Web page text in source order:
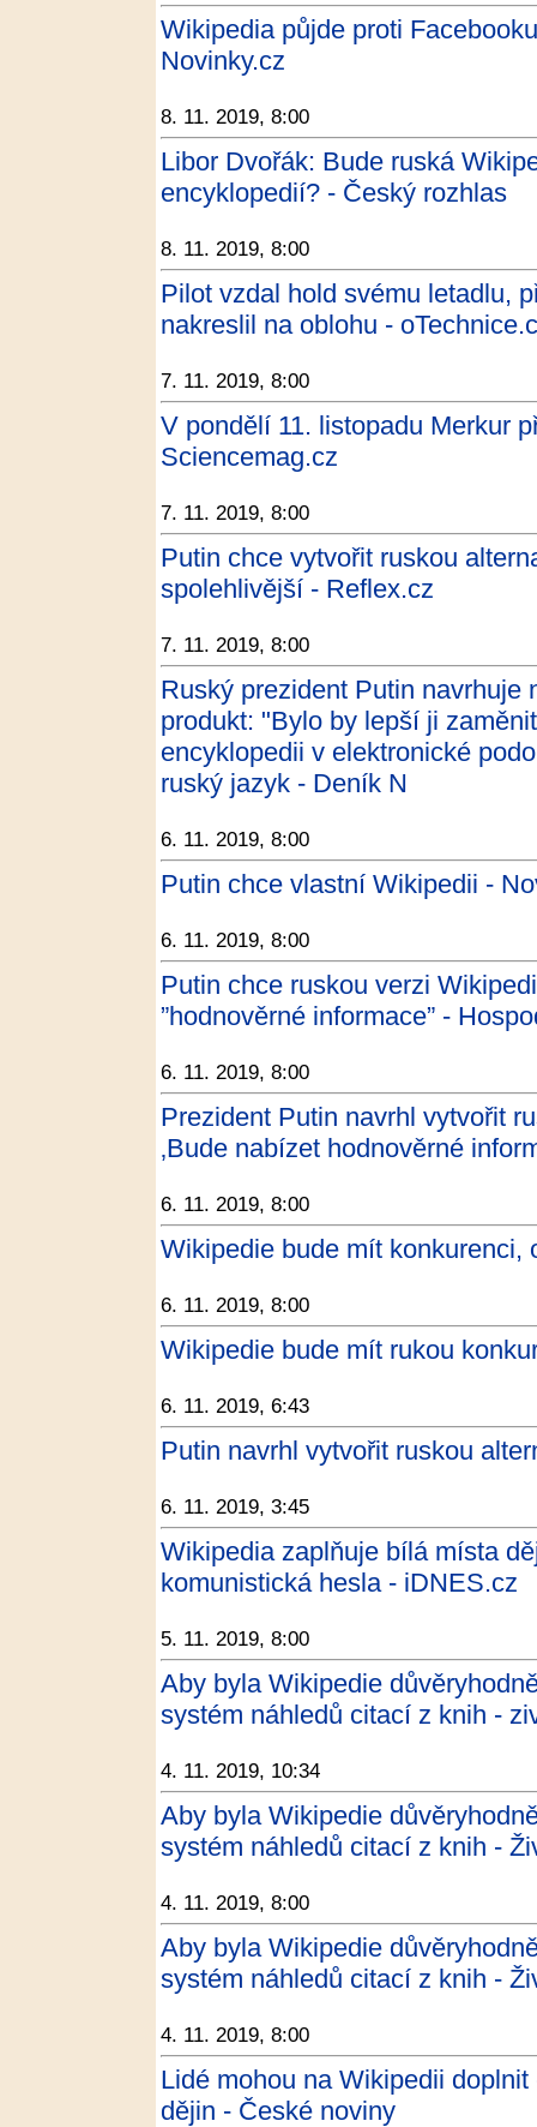
Wikipedia půjde proti
Novinky.cz
8. 11. 2019, 8:00
Libor Dvořák: Bude ruská
encyklopedií? - Český rozhlas
8. 11. 2019, 8:00
Pilot vzdal hold svému letadlu,
nakreslil na oblohu -
7. 11. 2019, 8:00
V pondělí 11. listopadu Merkur
Sciencemag.cz
7. 11. 2019, 8:00
Putin chce vytvořit ruskou
spolehlivější - Reflex.cz
7. 11. 2019, 8:00
Ruský prezident Putin navrhuje
produkt: "Bylo by lepší ji
encyklopedii v elektronické
ruský jazyk - Deník N
6. 11. 2019, 8:00
Putin chce vlastní Wikipedii -
6. 11. 2019, 8:00
Putin chce ruskou verzi
”hodnověrné informace” -
6. 11. 2019, 8:00
Prezident Putin navrhl vytvořit
‚Bude nabízet hodnověrné
6. 11. 2019, 8:00
Wikipedie bude mít konkurenci,
6. 11. 2019, 8:00
Wikipedie bude mít rukou
6. 11. 2019, 6:43
Putin navrhl vytvořit ruskou
6. 11. 2019, 3:45
Wikipedia zaplňuje bílá místa
komunistická hesla - iDNES.cz
5. 11. 2019, 8:00
Aby byla Wikipedie
systém náhledů citací z knih -
4. 11. 2019, 10:34
Aby byla Wikipedie
systém náhledů citací z knih -
4. 11. 2019, 8:00
Aby byla Wikipedie
systém náhledů citací z knih -
4. 11. 2019, 8:00
Lidé mohou na Wikipedii
dějin - České noviny